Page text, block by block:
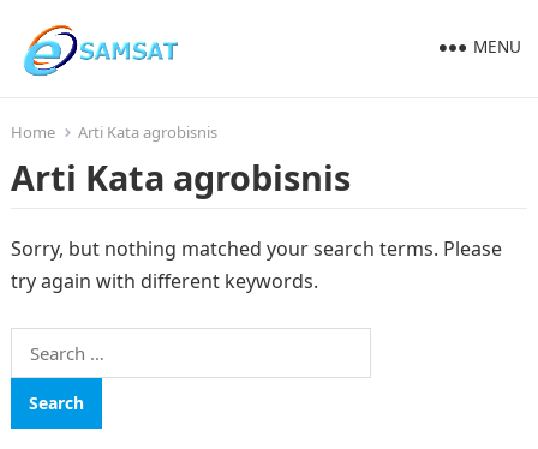
MENU
Home Arti Kata agrobisnis
Arti Kata agrobisnis
Sorry, but nothing matched your search terms. Please
try again with different keywords.
Search
for: